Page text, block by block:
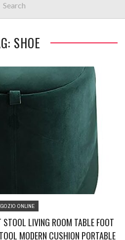
SHOE
ONLINE
LIVING ROOM TABLE FOOT
MODERN CUSHION PORTABLE